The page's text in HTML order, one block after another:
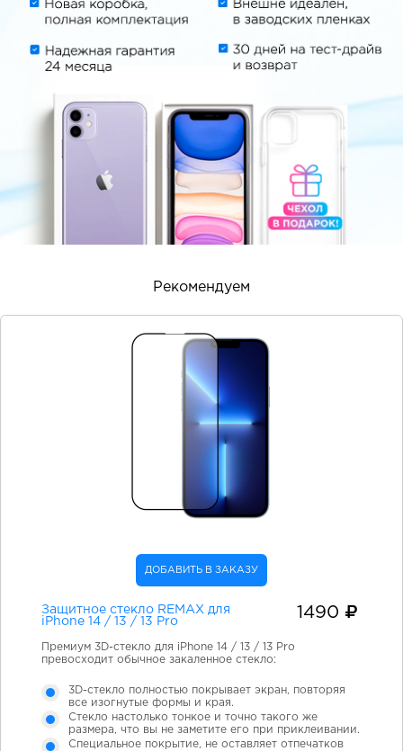
Рекомендуем
ДОБАВИТЬ В ЗАКАЗУ
Защитное стекло REMAX для
iPhone 14 / 13 / 13 Pro
1490
Премиум 3D-стекло для iPhone 14 / 13 / 13 Pro
превосходит обычное закаленное стекло:
3D-стекло полностью покрывает экран, повторяя
все изогнутые формы и края.
Стекло настолько тонкое и точно такого же
размера, что вы не заметите его при приклеивании.
Специальное покрытие, не оставляет отпечатков